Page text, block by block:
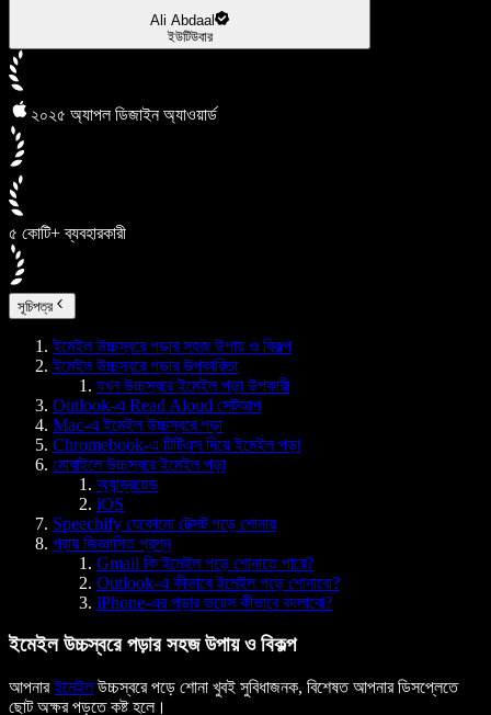
Ali Abdaal
ইউটিউবার
২০২৫ অ্যাপল ডিজাইন অ্যাওয়ার্ড
৫ কোটি+ ব্যবহারকারী
সূচিপত্র
ইমেইল উচ্চস্বরে পড়ার সহজ উপায় ও বিকল্প
ইমেইল উচ্চস্বরে পড়ার উপকারিতা
যখন উচ্চস্বরে ইমেইল পড়া উপকারী
Outlook-এ Read Aloud সেটআপ
Mac-এ ইমেইল উচ্চস্বরে পড়া
Chromebook-এ টিটিএস দিয়ে ইমেইল পড়া
মোবাইলে উচ্চস্বরে ইমেইল পড়া
অ্যান্ড্রয়েড
iOS
Speechify যেকোনো টেক্সট পড়ে শোনায়
প্রায় জিজ্ঞাসিত প্রশ্ন
Gmail কি ইমেইল পড়ে শোনাতে পারে?
Outlook-এ কীভাবে ইমেইল পড়ে শোনাবো?
iPhone-এর পড়ার ভয়েস কীভাবে বদলাবো?
ইমেইল উচ্চস্বরে পড়ার সহজ উপায় ও বিকল্প
আপনারইমেইলউচ্চস্বরে পড়ে শোনা খুবই সুবিধাজনক, বিশেষত আপনার ডিসপ্লেতে
ছোট অক্ষর পড়তে কষ্ট হলে।